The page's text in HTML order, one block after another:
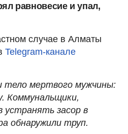
равновесие и упал,
случае в Алматы
Telegram-канале
тело мертвого мужчины:
Коммунальщики,
устранять засор в
обнаружили труп.